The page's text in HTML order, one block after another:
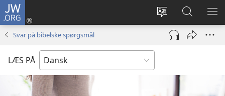
JW.ORG
Vælg
sprog
Log
på
(åbner
vindue)
Søg
på
JW.ORG
VIS
Svar på bibelske spørgsmål
LÆS PÅ